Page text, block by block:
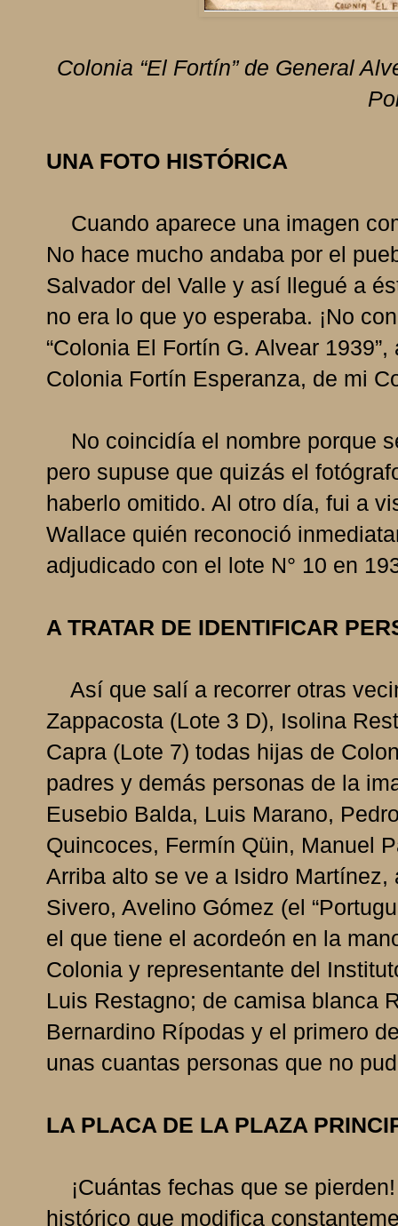
Colonia “El Fortín” de General
UNA FOTO HISTÓRICA
Cuando aparece una imagen
No hace mucho andaba por el
Salvador del Valle y así llegué a
no era lo que yo esperaba. ¡No
“Colonia El Fortín G. Alvear
Colonia Fortín Esperanza, de mi
No coincidía el nombre porque
pero supuse que quizás el
haberlo omitido. Al otro día, fui a
Wallace quién reconoció
adjudicado con el lote N° 10 en
A TRATAR DE IDENTIFICAR
Así que salí a recorrer otras
Zappacosta (Lote 3 D), Isolina
Capra (Lote 7) todas hijas de
padres y demás personas de la
Eusebio Balda, Luis Marano,
Quincoces, Fermín Qüin, Manuel
Arriba alto se ve a Isidro
Sivero, Avelino Gómez (el
el que tiene el acordeón en la
Colonia y representante del
Luis Restagno; de camisa blanca
Bernardino Rípodas y el primero
unas cuantas personas que no
LA PLACA DE LA PLAZA
¡Cuántas fechas que se
histórico que modifica